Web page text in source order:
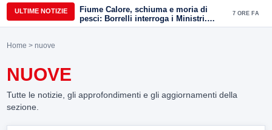
ULTIME NOTIZIE
Fiume Calore, schiuma e moria di
pesci: Borrelli interroga i Ministri.
“Benevento paga l’assenza del
7 ORE FA
Home > nuove
NUOVE
Tutte le notizie, gli approfondimenti e gli aggiornamenti della
sezione.